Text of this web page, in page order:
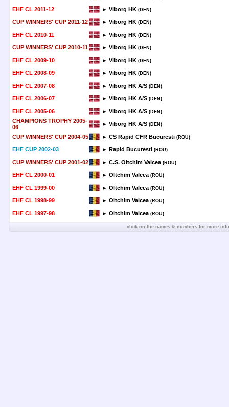
EHF CL 2011-12 ► Viborg HK (DEN)
CUP WINNERS' CUP 2011-12 ► Viborg HK (DEN)
EHF CL 2010-11 ► Viborg HK (DEN)
CUP WINNERS' CUP 2010-11 ► Viborg HK (DEN)
EHF CL 2009-10 ► Viborg HK (DEN)
EHF CL 2008-09 ► Viborg HK (DEN)
EHF CL 2007-08 ► Viborg HK A/S (DEN)
EHF CL 2006-07 ► Viborg HK A/S (DEN)
EHF CL 2005-06 ► Viborg HK A/S (DEN)
CHAMPIONS TROPHY 2005-
06
► Viborg HK A/S (DEN)
CUP WINNERS' CUP 2004-05 ► CS Rapid CFR Bucuresti (ROU)
EHF CUP 2002-03 ► Rapid Bucuresti (ROU)
CUP WINNERS' CUP 2001-02 ► C.S. Oltchim Valcea(ROU)
EHF CL 2000-01 ► Oltchim Valcea(ROU)
EHF CL 1999-00 ► Oltchim Valcea(ROU)
EHF CL 1998-99 ► Oltchim Valcea(ROU)
EHF CL 1997-98 ► Oltchim Valcea(ROU)
click on the names & numbers for more